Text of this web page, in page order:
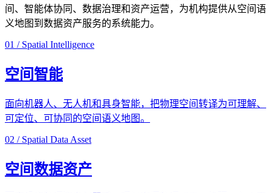
间、智能体协同、数据治理和资产运营，为机构提供从空间语
义地图到数据资产服务的系统能力。
01 / Spatial Intelligence
空间智能
面向机器人、无人机和具身智能，把物理空间转译为可理解、
可定位、可协同的空间语义地图。
02 / Spatial Data Asset
空间数据资产